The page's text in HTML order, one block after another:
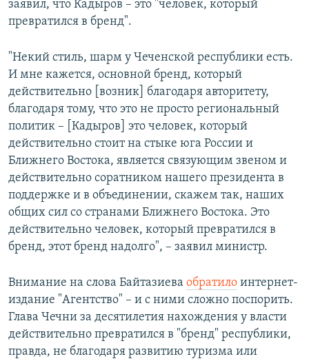
заявил, что Кадыров – это "человек, который
превратился в бренд".
"Некий стиль, шарм у Чеченской республики есть.
И мне кажется, основной бренд, который
действительно [возник] благодаря авторитету,
благодаря тому, что это не просто региональный
политик – [Кадыров] это человек, который
действительно стоит на стыке юга России и
Ближнего Востока, является связующим звеном и
действительно соратником нашего президента в
поддержке и в объединении, скажем так, наших
общих сил со странами Ближнего Востока. Это
действительно человек, который превратился в
бренд, этот бренд надолго", – заявил министр.
Внимание на слова Байтазиева обратило интернет-
издание "Агентство" – и с ними сложно поспорить.
Глава Чечни за десятилетия нахождения у власти
действительно превратился в "бренд" республики,
правда, не благодаря развитию туризма или